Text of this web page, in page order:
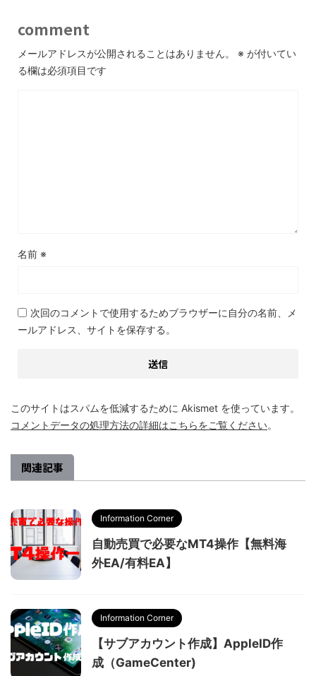
comment
メールアドレスが公開されることはありません。 ※ が付いてい
る欄は必須項目です
名前 ※
次回のコメントで使用するためブラウザーに自分の名前、メ
ールアドレス、サイトを保存する。
このサイトはスパムを低減するために Akismet を使っています。
コメントデータの処理方法の詳細はこちらをご覧ください。
関連記事
Information Corner
自動売買で必要なMT4操作【無料海
外EA/有料EA】
Information Corner
【サブアカウント作成】AppleID作
成（GameCenter)